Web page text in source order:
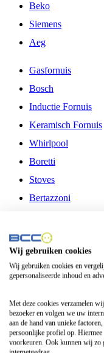
Beko
Siemens
Aeg
Gasfornuis
Bosch
Inductie Fornuis
Keramisch Fornuis
Whirlpool
Boretti
Stoves
Bertazzoni
Fitelli
Airfryer
Frituurpan
Contactgrill
Broodbakmachine
Broodrooster
Wij gebruiken cookies
Wij gebruiken cookies en
gepersonaliseerde inhoud en
Met deze cookies verzamelen
bezoeker en volgen we uw
aan de hand van unieke
persoonlijke profiel op. Hiermee
voorkeuren. Ook kunnen wij zo